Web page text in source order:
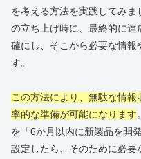
を考える方法を実践してみま
の立ち上げ時に、最終的に
確にし、そこから必要な情報
す。
この方法により、無駄な情
率的な準備が可能になります
を「6か月以内に新製品を開
設定したら、そのために必要